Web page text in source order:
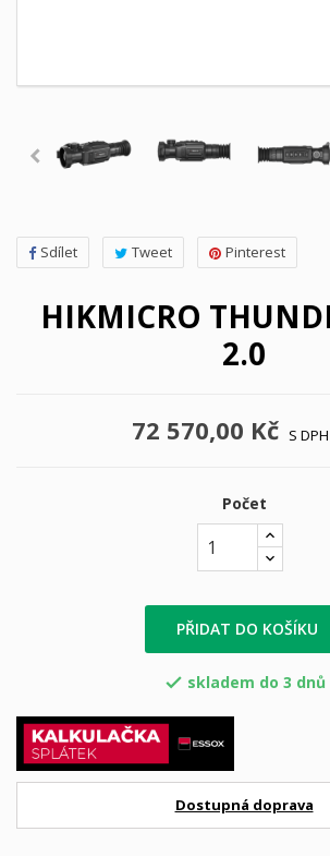
Sdílet Tweet Pinterest
HIKMICRO
2.0
72 570,00 Kč S DPH
Počet
PŘIDAT DO KOŠÍKU
 skladem do 3 dnů
Dostupná doprava